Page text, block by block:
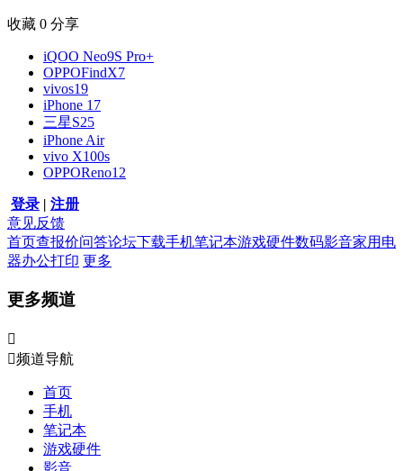
收藏 0 分享
iQOO Neo9S Pro+
OPPOFindX7
vivos19
iPhone 17
三星S25
iPhone Air
vivo X100s
OPPOReno12
登录 | 注册
意见反馈
首页查报价问答论坛下载手机笔记本游戏硬件数码影音家用电
器办公打印 更多
更多频道

频道导航
首页
手机
笔记本
游戏硬件
影音